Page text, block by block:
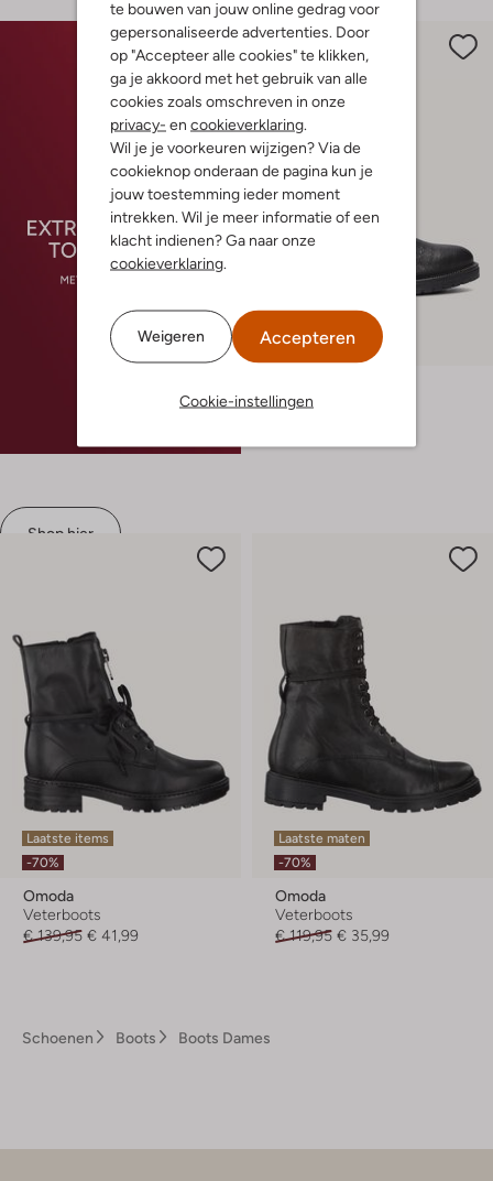
te bouwen van jouw online gedrag voor
gepersonaliseerde advertenties. Door
op "Accepteer alle cookies" te klikken,
ga je akkoord met het gebruik van alle
cookies zoals omschreven in onze
privacy- en cookieverklaring
Wil je je voorkeuren wijzigen? Via de
cookieknop onderaan de pagina kun je
jouw toestemming ieder moment
intrekken. Wil je meer informatie of een
klacht indienen? Ga naar onze
cookieverklaring
Weigeren Accepteren
Cookie-instellingen
Shop hier
-50%
Veterboots
Laatste items
-70%
Omoda
Veterboots
€ 139,95 € 41,99
Laatste maten
-70%
Omoda
Veterboots
€ 119,95 € 35,99
Schoenen Boots Boots Dames